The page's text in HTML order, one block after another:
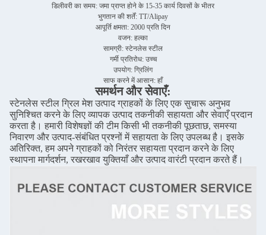
डिलीवरी का समय: जमा प्राप्त होने के 15-35 कार्य दिवसों के भीतर
भुगतान की शर्तें: TT/Alipay
आपूर्ति क्षमता: 2000 प्रति दिन
वजन: हल्का
सामग्री: स्टेनलेस स्टील
गर्मी प्रतिरोध: उच्च
उपयोग: ग्रिलिंग
साफ करने में आसान: हाँ
समर्थन और सेवाएँ:
स्टेनलेस स्टील ग्रिल मेश उत्पाद ग्राहकों के लिए एक सुचारू अनुभव
सुनिश्चित करने के लिए व्यापक उत्पाद तकनीकी सहायता और सेवाएँ प्रदान
करता है। हमारी विशेषज्ञों की टीम किसी भी तकनीकी पूछताछ, समस्या
निवारण और उत्पाद-संबंधित प्रश्नों में सहायता के लिए उपलब्ध है। इसके
अतिरिक्त, हम अपने ग्राहकों को निरंतर सहायता प्रदान करने के लिए
स्थापना मार्गदर्शन, रखरखाव युक्तियाँ और उत्पाद वारंटी प्रदान करते हैं।